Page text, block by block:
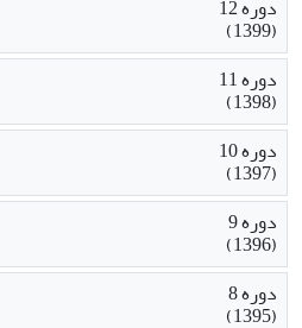
دوره 12
(1399)
دوره 11
(1398)
دوره 10
(1397)
دوره 9
(1396)
دوره 8
(1395)